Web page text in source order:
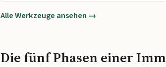
Alle Werkzeuge ansehen →
Die fünf Phasen einer